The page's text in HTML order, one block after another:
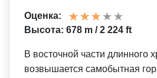
Оценка:
Высота: 678 m / 2 224 ft
В восточной части длинного
возвышается самобытная